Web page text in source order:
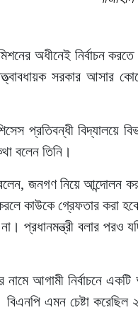
অধীনেই নির্বাচন
সরকার আসার
প্রতিবন্ধী বিদ্যালয়ে
বলেন তিনি।
জনগণ নিয়ে আন্দোলন
কাউকে গ্রেফতার করা
প্রধানমন্ত্রী বলার পরও
আগামী নির্বাচনে একটি
বিএনপি এমন চেষ্টা